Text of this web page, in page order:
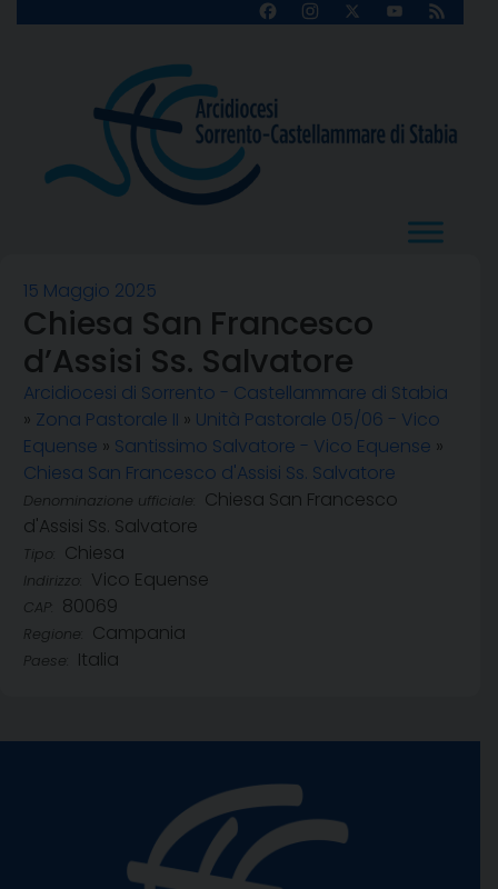
FacebookInstagram
X
YouTube
Feed
15 Maggio 2025
Chiesa San Francesco
d’Assisi Ss. Salvatore
Arcidiocesi di Sorrento - Castellammare di Stabia
» Zona Pastorale II » Unità Pastorale 05/06 - Vico
Equense » Santissimo Salvatore - Vico Equense »
Chiesa San Francesco d'Assisi Ss. Salvatore
Denominazione ufficiale:
Chiesa San Francesco
d'Assisi Ss. Salvatore
Tipo: Chiesa
Indirizzo: Vico Equense
CAP: 80069
Regione: Campania
Paese: Italia